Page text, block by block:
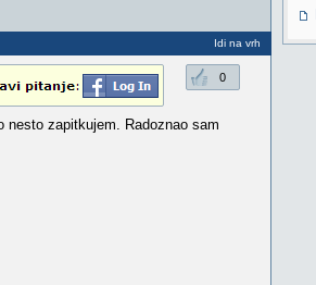
Idi na vrh
0
zapitkujem. Radoznao sam